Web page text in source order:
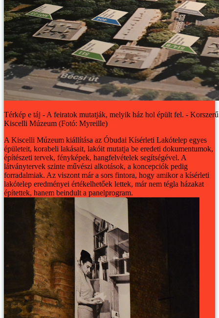
Térkép e táj - A feiratok mutatják, melyik ház hol épült fel. -
Kiscelli Múzeum (Fotó: Myreille)
A Kiscelli Múzeum kiállítása az Óbudai Kísérleti Lakótelep egyes
épületeit, korabeli lakásait, lakóit mutatja be eredeti dokumentumok,
építészeti tervek, fényképek, hangfelvételek segítségével. A
látványtervek szinte művészi alkotások, a koncepciók pedig
forradalmiak. Az viszont már a sors fintora, hogy amikor a kísérleti
lakótelep eredményei értékelhetőek lettek, már nem tégla házakat
építettek, hanem beindult a panelprogram.